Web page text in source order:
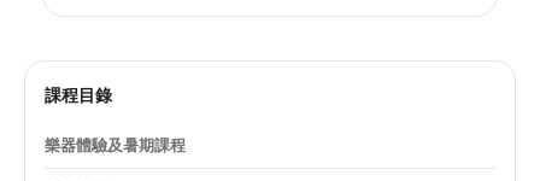
課程目錄
樂器體驗及暑期課程